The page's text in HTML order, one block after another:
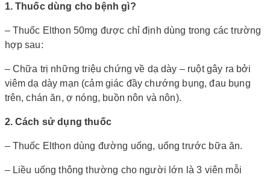
1. Thuốc dùng cho bệnh gì?
– Thuốc Elthon 50mg được chỉ định dùng trong các trường
hợp sau:
– Chữa trị những triệu chứng về dạ dày – ruột gây ra bởi
viêm dạ dày mạn (cảm giác đầy chướng bụng, đau bụng
trên, chán ăn, ợ nóng, buồn nôn và nôn).
2. Cách sử dụng thuốc
– Thuốc Elthon dùng đường uống, uống trước bữa ăn.
– Liều uống thông thường cho người lớn là 3 viên mỗi